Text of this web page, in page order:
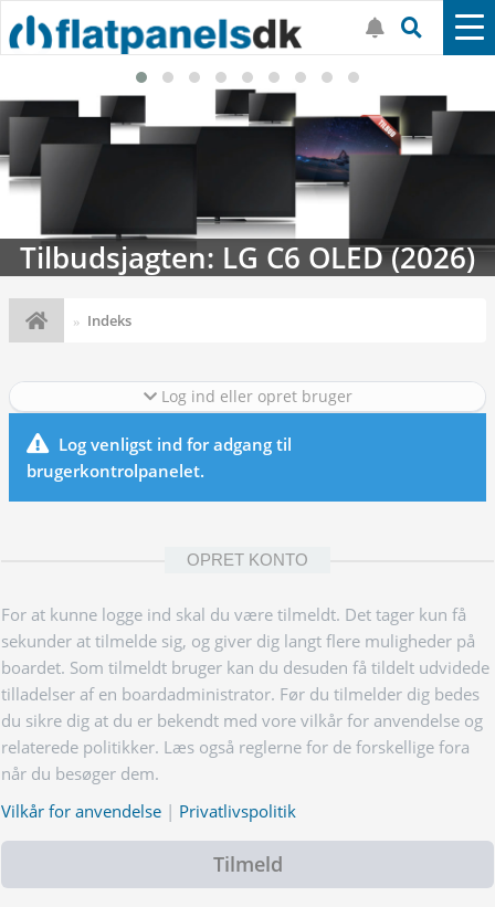
Tilbudsjagten: LG C6 OLED (2026)
Indeks
Log ind eller opret bruger
Log venligst ind for adgang til
brugerkontrolpanelet.
OPRET KONTO
For at kunne logge ind skal du være tilmeldt. Det tager kun få
sekunder at tilmelde sig, og giver dig langt flere muligheder på
boardet. Som tilmeldt bruger kan du desuden få tildelt udvidede
tilladelser af en boardadministrator. Før du tilmelder dig bedes
du sikre dig at du er bekendt med vore vilkår for anvendelse og
relaterede politikker. Læs også reglerne for de forskellige fora
når du besøger dem.
Vilkår for anvendelse | Privatlivspolitik
Tilmeld